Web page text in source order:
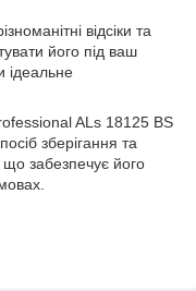
відсіки та
його під ваш
ідеальне
ALs 18125 BS
зберігання та
забезпечує його